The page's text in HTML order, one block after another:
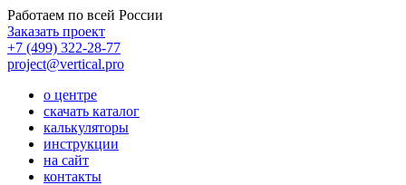
Работаем по всей России
Заказать проект
+7 (499) 322-28-77
project@vertical.pro
о центре
скачать каталог
калькуляторы
инструкции
на сайт
контакты